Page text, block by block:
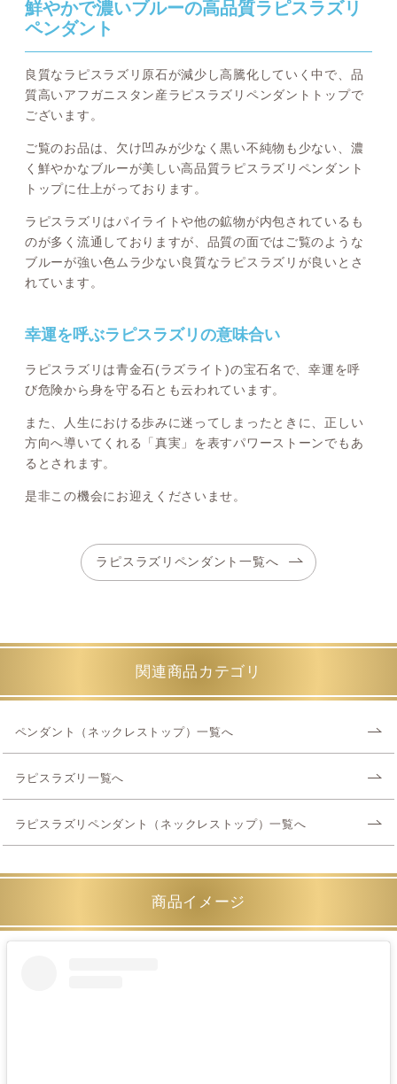
鮮やかで濃いブルーの高品質ラピスラズリ
ペンダント
良質なラピスラズリ原石が減少し高騰化していく中で、品
質高いアフガニスタン産ラピスラズリペンダントトップで
ございます。
ご覧のお品は、欠け凹みが少なく黒い不純物も少ない、濃
く鮮やかなブルーが美しい高品質ラピスラズリペンダント
トップに仕上がっております。
ラピスラズリはパイライトや他の鉱物が内包されているも
のが多く流通しておりますが、品質の面ではご覧のような
ブルーが強い色ムラ少ない良質なラピスラズリが良いとさ
れています。
幸運を呼ぶラピスラズリの意味合い
ラピスラズリは青金石(ラズライト)の宝石名で、幸運を呼
び危険から身を守る石とも云われています。
また、人生における歩みに迷ってしまったときに、正しい
方向へ導いてくれる「真実」を表すパワーストーンでもあ
るとされます。
是非この機会にお迎えくださいませ。
ラピスラズリペンダント一覧へ
関連商品カテゴリ
ペンダント（ネックレストップ）一覧へ
ラピスラズリ一覧へ
ラピスラズリペンダント（ネックレストップ）一覧へ
商品イメージ